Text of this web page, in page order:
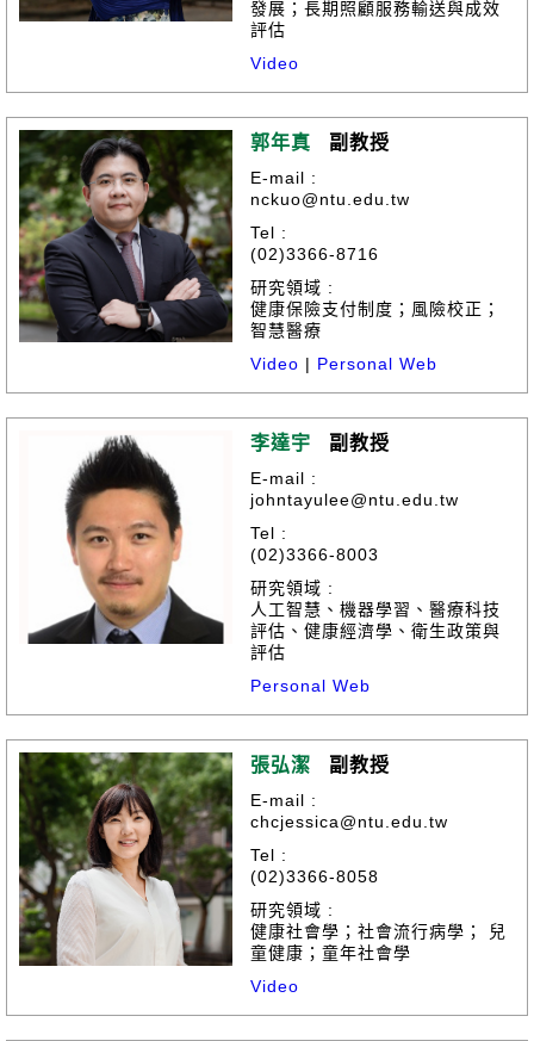
發展；長期照顧服務輸送與成效
評估
Video
郭年真 副教授
E-mail :
nckuo@ntu.edu.tw
Tel :
(02)3366-8716
研究領域 :
健康保險支付制度；風險校正；
智慧醫療
Video | Personal Web
李達宇 副教授
E-mail :
johntayulee@ntu.edu.tw
Tel :
(02)3366-8003
研究領域 :
人工智慧、機器學習、醫療科技
評估、健康經濟學、衛生政策與
評估
Personal Web
張弘潔 副教授
E-mail :
chcjessica@ntu.edu.tw
Tel :
(02)3366-8058
研究領域 :
健康社會學；社會流行病學； 兒
童健康；童年社會學
Video